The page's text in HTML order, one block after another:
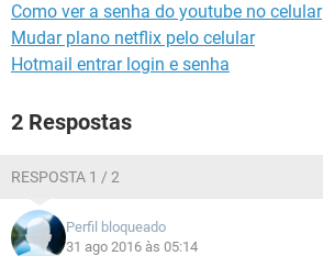
Como ver a senha do youtube no celular
Mudar plano netflix pelo celular
Hotmail entrar login e senha
2 Respostas
RESPOSTA 1 / 2
Perfil bloqueado
31 ago 2016 às 05:14